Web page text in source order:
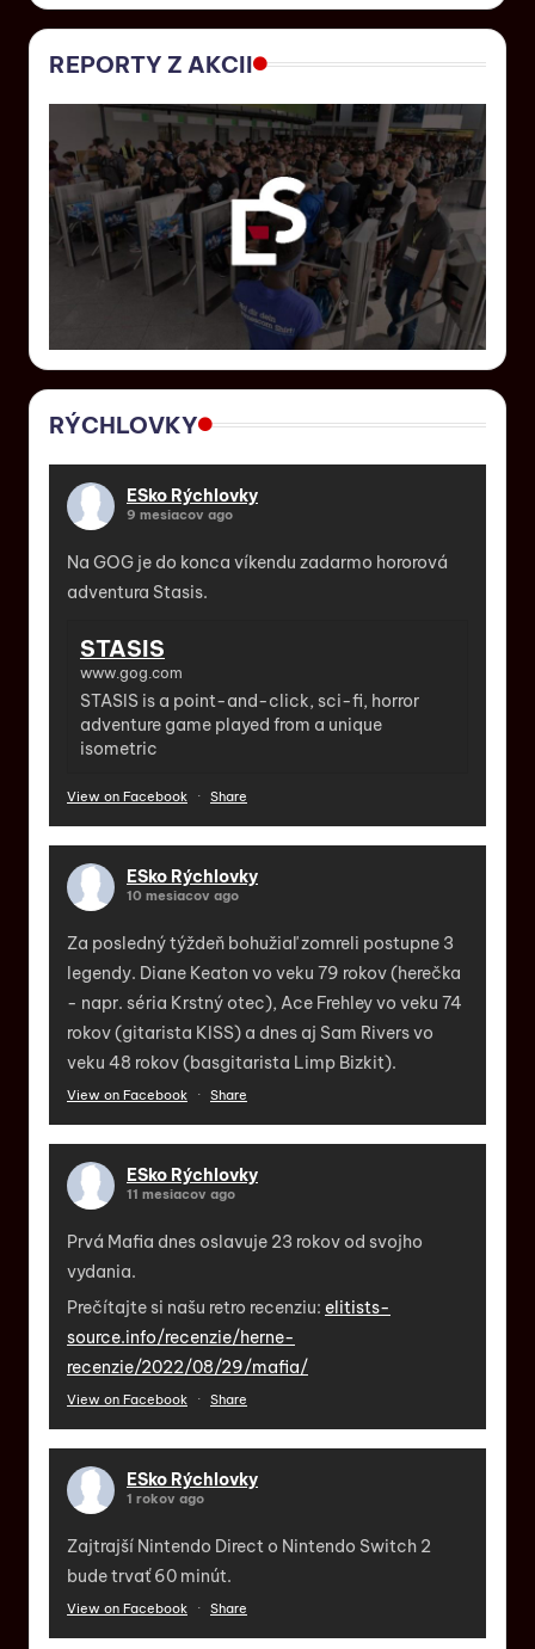
REPORTY Z AKCII
RÝCHLOVKY
ESko Rýchlovky
9 mesiacov ago
Na GOG je do konca víkendu zadarmo hororová
adventura Stasis.
STASIS
www.gog.com
STASIS is a point-and-click, sci-fi, horror
adventure game played from a unique
isometric
View on Facebook · Share
ESko Rýchlovky
10 mesiacov ago
Za posledný týždeň bohužiaľ zomreli postupne 3
legendy. Diane Keaton vo veku 79 rokov (herečka
- napr. séria Krstný otec), Ace Frehley vo veku 74
rokov (gitarista KISS) a dnes aj Sam Rivers vo
veku 48 rokov (basgitarista Limp Bizkit).
View on Facebook · Share
ESko Rýchlovky
11 mesiacov ago
Prvá Mafia dnes oslavuje 23 rokov od svojho
vydania.
Prečítajte si našu retro recenziu: elitists-
source.info/recenzie/herne-
recenzie/2022/08/29/mafia/
View on Facebook · Share
ESko Rýchlovky
1 rokov ago
Zajtrajší Nintendo Direct o Nintendo Switch 2
bude trvať 60 minút.
View on Facebook · Share